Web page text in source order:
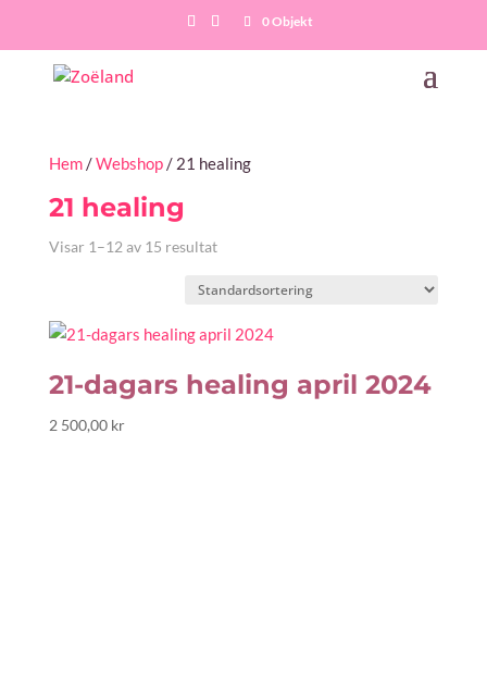
0 Objekt
Hem/Webshop/ 21 healing
21 healing
Visar 1–12 av 15 resultat
21-dagars healing april 2024
2 500,00 kr